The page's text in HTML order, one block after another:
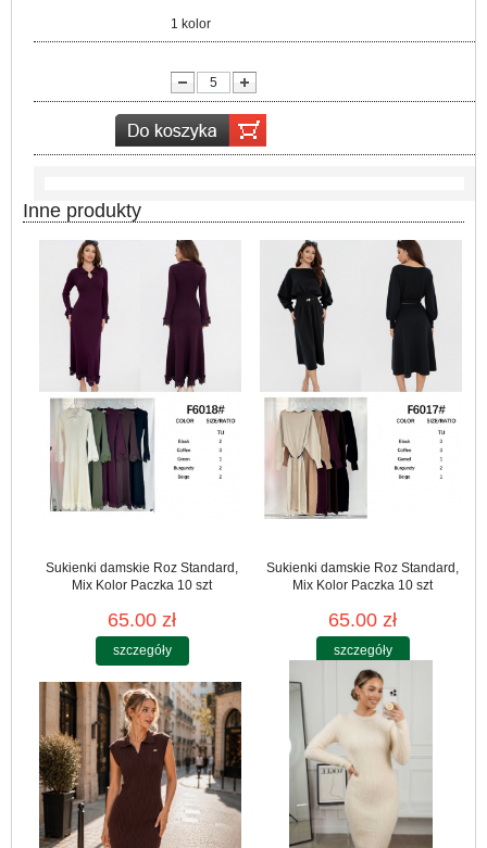
1 kolor
Inne produkty
Sukienki damskie Roz Standard,
Mix Kolor Paczka 10 szt
65.00 zł
szczegóły
Sukienki damskie Roz Standard,
Mix Kolor Paczka 10 szt
65.00 zł
szczegóły